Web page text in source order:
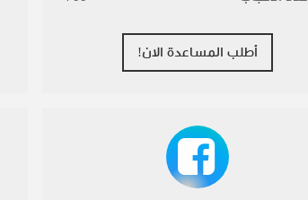
أطلب المساعدة الان!